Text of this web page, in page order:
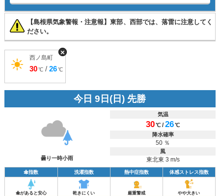
【島根県気象警報・注意報】東部、西部では、落雷に注意してく
ださい。
西ノ島町
30℃/ 26℃
×
今日 9日(日) 先勝
曇り一時小雨
気温
30℃ /26℃
降水確率
50 ％
風
東北東 3 m/s
傘指数 洗濯指数 熱中症指数 体感ストレス指数
傘があると安心 乾きにくい 厳重警戒 やや大きい